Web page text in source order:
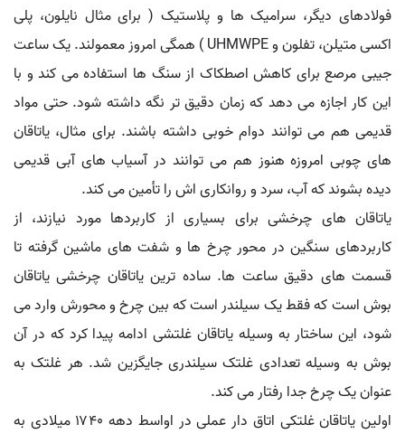
فولادهای دیگر، سرامیک ها و پلاستیک ( برای مثال نایلون، پلی
اکسی متیلن، تفلون و UHMWPE ) همگی امروز معمولند. یک ساعت
جیبی مرصع برای کاهش اصطکاک از سنگ ها استفاده می کند و با
این کار اجازه می دهد که زمان دقیق تر نگه داشته شود. حتی مواد
قدیمی هم می توانند دوام خوبی داشته باشند. برای مثال، یاتاقان
های چوبی امروزه هنوز هم می توانند در آسیاب های آبی قدیمی
دیده بشوند که آب، سرد و روانکاری اش را تأمین می کند.
یاتاقان های چرخشی برای بسیاری از کاربردها مورد نیازند، از
کاربردهای سنگین در محور چرخ ها و شفت های ماشین گرفته تا
قسمت های دقیق ساعت ها. ساده ترین یاتاقان چرخشی یاتاقان
بوش است که فقط یک سیلندر است که بین چرخ و محورش وارد می
شود، این ساختار به وسیله یاتاقان غلتشی ادامه پیدا کرد که در آن
بوش به وسیله تعدادی غلتک سیلندری جایگزین شد. هر غلتک به
عنوان یک چرخ جدا رفتار می کند.
اولین یاتاقان غلتکی اتاق دار عملی در اواسط دهه ۱۷۴۰ میلادی به